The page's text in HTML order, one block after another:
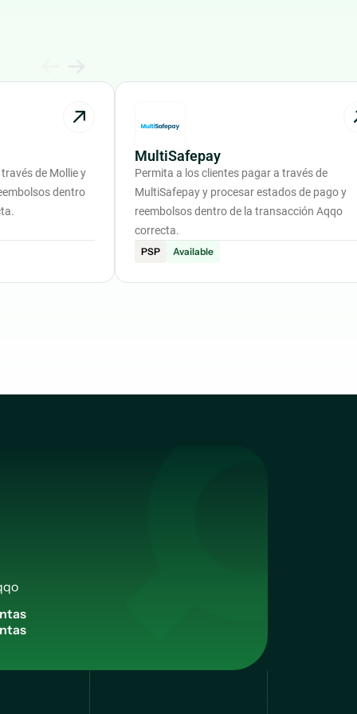
de Mollie y
dentro
MultiSafepay
Permita a los clientes pagar a través de
MultiSafepay y procesar estados de pago y
reembolsos dentro de la transacción Aqqo
correcta.
PSP
Available
ntas